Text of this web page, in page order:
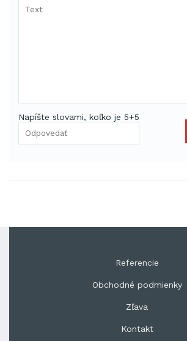
Napíšte slovami, koľko je 5+5
Referencie
Obchodné podmienky
Zľava
Kontakt